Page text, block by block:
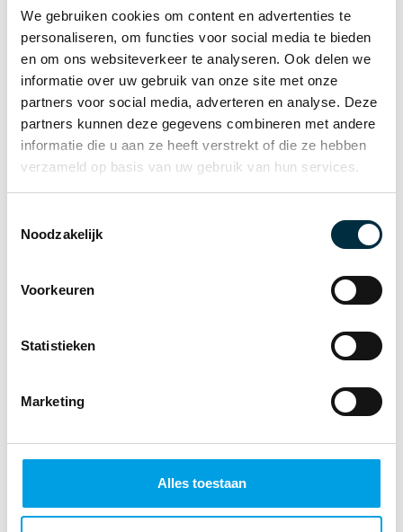
We gebruiken cookies om content en advertenties te
personaliseren, om functies voor social media te bieden
en om ons websiteverkeer te analyseren. Ook delen we
informatie over uw gebruik van onze site met onze
partners voor social media, adverteren en analyse. Deze
partners kunnen deze gegevens combineren met andere
informatie die u aan ze heeft verstrekt of die ze hebben
verzameld op basis van uw gebruik van hun services.
Noodzakelijk
Voorkeuren
Statistieken
Marketing
Alles toestaan
Neem contact op
Dienstreizen registreren? Zo zorg je voor